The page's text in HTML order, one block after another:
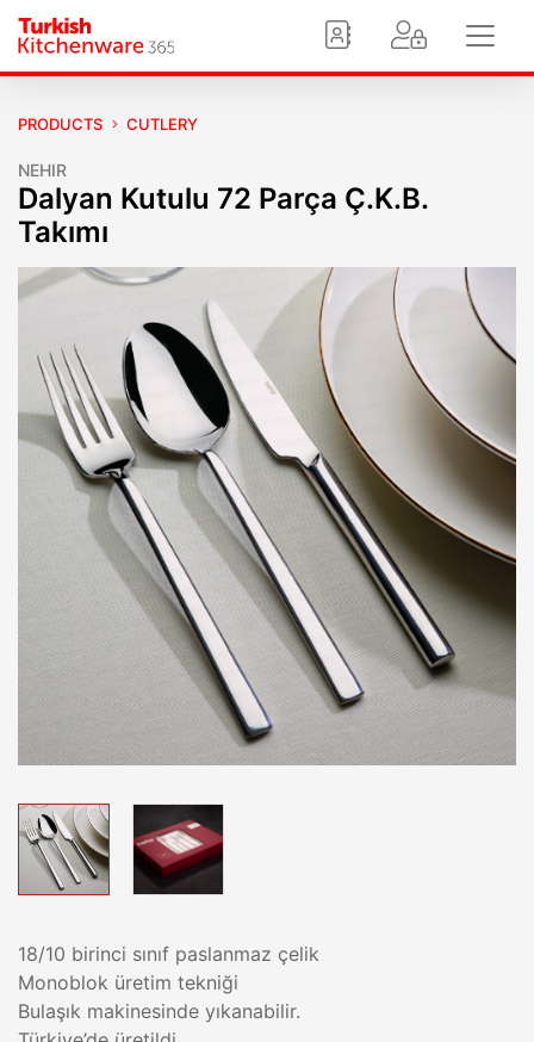
PRODUCTS CUTLERY
NEHIR
Dalyan Kutulu 72 Parça Ç.K.B.
Takımı
18/10 birinci sınıf paslanmaz çelik
Monoblok üretim tekniği
Bulaşık makinesinde yıkanabilir.